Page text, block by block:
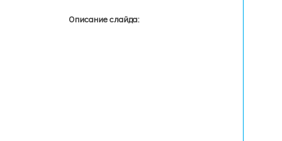
Описание слайда: